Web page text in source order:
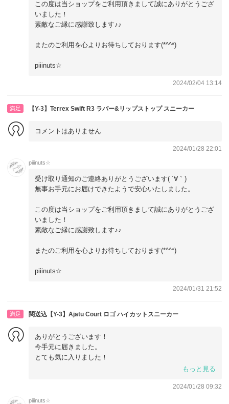
この度は当ショップをご利用頂きまして誠にありがとうござ
いました！
素敵なご縁に感謝致します♪♪
またのご利用を心よりお待ちしております(*^^*)
piiinuts☆
2024/02/04 13:14
満足 【Y-3】Terrex Swift R3 ラバー&リップストップ スニーカー
コメントはありません
2024/01/28 22:01
piiinuts☆
受け取り通知のご連絡ありがとうございます( ´∀｀)
無事お手元にお届けできたようで安心いたしました。
この度は当ショップをご利用頂きまして誠にありがとうござ
いました！
素敵なご縁に感謝致します♪♪
またのご利用を心よりお待ちしております(*^^*)
piiinuts☆
2024/01/31 21:52
満足 関送込【Y-3】Ajatu Court ロゴ ハイカットスニーカー
ありがとうございます！
今手元に届きました。
とても気に入りました！
もっと見る
2024/01/28 09:32
piiinuts☆